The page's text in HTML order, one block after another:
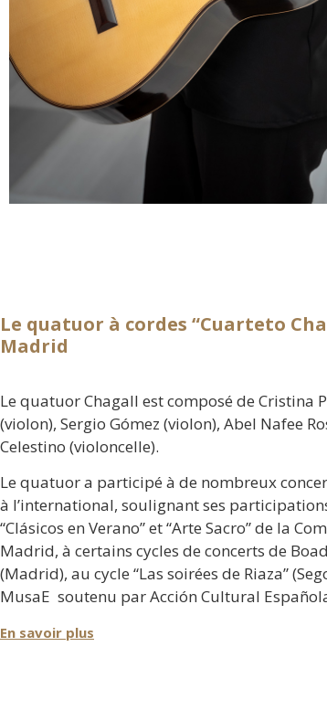
Le quatuor à cordes “Cuarteto
Madrid
Le quatuor Chagall est composé de Cristina
(violon), Sergio Gómez (violon), Abel Nafee
Celestino (violoncelle).
Le quatuor a participé à de nombreux
à l’international, soulignant ses
“Clásicos en Verano” et “Arte Sacro” de la
Madrid, à certains cycles de concerts de
(Madrid), au cycle “Las soirées de Riaza”
MusaE soutenu par Acción Cultural
Zarzuela de Madrid en commémoration du
En savoir plus